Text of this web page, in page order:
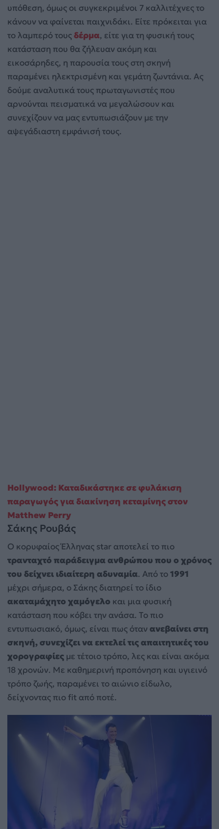
υπόθεση, όμως οι συγκεκριμένοι 7 καλλιτέχνες το
κάνουν να φαίνεται παιχνιδάκι. Είτε πρόκειται για
το λαμπερό τουςδέρμα, είτε για τη φυσική τους
κατάσταση που θα ζήλευαν ακόμη και
εικοσάρηδες, η παρουσία τους στη σκηνή
παραμένει ηλεκτρισμένη και γεμάτη ζωντάνια. Ας
δούμε αναλυτικά τους πρωταγωνιστές που
αρνούνται πεισματικά να μεγαλώσουν και
συνεχίζουν να μας εντυπωσιάζουν με την
αψεγάδιαστη εμφάνισή τους.
Hollywood: Καταδικάστηκε σε φυλάκιση
παραγωγός για διακίνηση κεταμίνης στον
Matthew Perry
Σάκης Ρουβάς
Ο κορυφαίος Έλληνας star αποτελεί το πιο
τρανταχτό παράδειγμα ανθρώπου που ο χρόνος
του δείχνει ιδιαίτερη αδυναμία. Από το1991
μέχρι σήμερα, ο Σάκης διατηρεί το ίδιο
ακαταμάχητο χαμόγελο και μια φυσική
κατάσταση που κόβει την ανάσα. Το πιο
εντυπωσιακό, όμως, είναι πως ότανανεβαίνει στη
σκηνή, συνεχίζει να εκτελεί τις απαιτητικές του
χορογραφίες με τέτοιο τρόπο, λες και είναι ακόμα
18 χρονών. Με καθημερινή προπόνηση και υγιεινό
τρόπο ζωής, παραμένει το αιώνιο είδωλο,
δείχνοντας πιο fit από ποτέ.